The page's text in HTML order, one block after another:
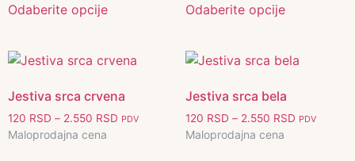
Odaberite opcije Odaberite opcije
Jestiva srca crvena
120 RSD – 2.550 RSD PDV
Maloprodajna cena
Jestiva srca bela
120 RSD – 2.550 RSD PDV
Maloprodajna cena